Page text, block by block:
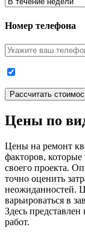
Номер телефона
Цены по
Цены на ремонт
факторов,
своего проекта.
точно оценить
неожиданностей.
варьироваться в
Здесь
работ.